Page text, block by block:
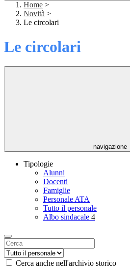
Home >
Novità >
Le circolari
Le circolari
navigazione
Tipologie
Alunni
Docenti
Famiglie
Personale ATA
Tutto il personale
Albo sindacale 4
Cerca anche nell'archivio storico